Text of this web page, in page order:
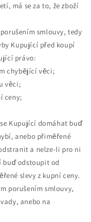
má se za to, že zboží
smlouvy, tedy
Kupující před koupí
právo:
chybějící věci;
věci;
ceny;
Kupující domáhat buď
anebo přiměřené
a nelze-li pro ni
buď odstoupit od
slevy z kupní ceny.
porušením smlouvy,
anebo na